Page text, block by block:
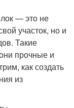
— это не
участок, но и
Такие
прочные и
как создать
из